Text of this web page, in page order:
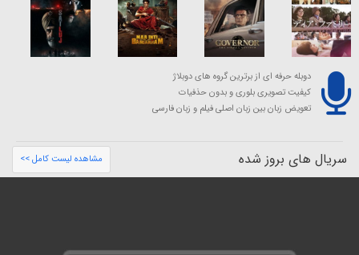
دوبله حرفه ای از برترین گروه های دوبلاژ
کیفیت تصویری بلوری و بدون حذفیات
تعویض زبان بین زبان اصلی فیلم و زبان فارسی
سریال های بروز شده مشاهده لیست کامل >>